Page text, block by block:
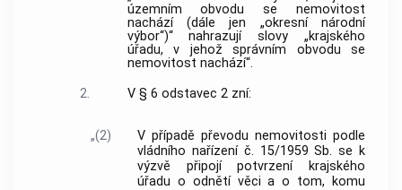
územním obvodu se nemovitost
nachází (dále jen „okresní národní
výbor“)“ nahrazují slovy „krajského
úřadu, v jehož správním obvodu se
nemovitost nachází“.
2.
V § 6 odstavec 2 zní:
„(2)
V případě převodu nemovitosti podle
vládního nařízení č. 15/1959 Sb. se k
výzvě připojí potvrzení krajského
úřadu o odnětí věci a o tom, komu